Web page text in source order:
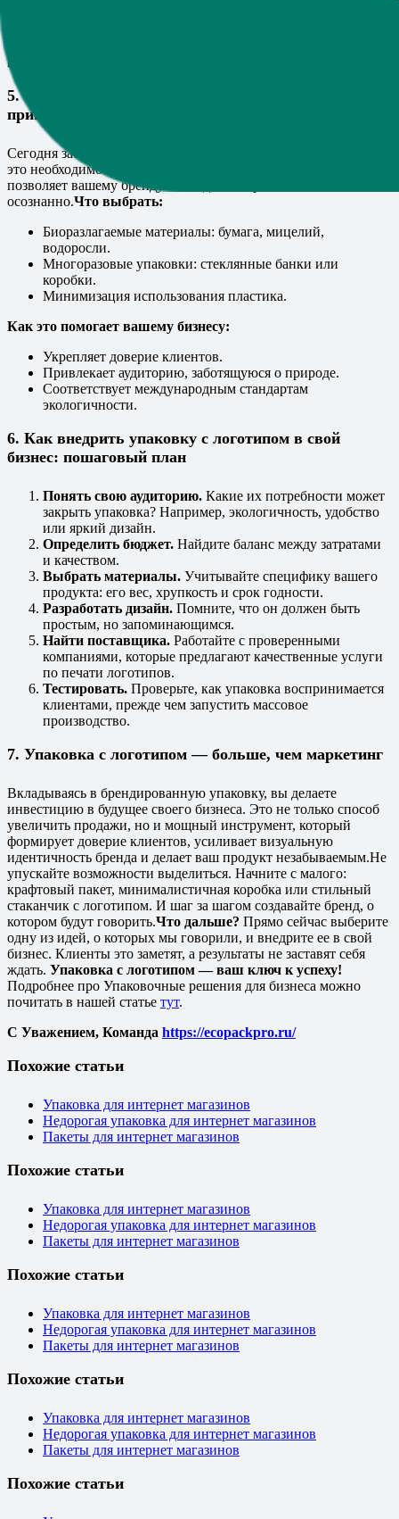
ценности компании и вызывает уважение клиентов.
5. Экологичность и упаковка с логотипом:
привлеките эко-сознательных клиентов
Сегодня забота об окружающей среде — это не просто тренд,
это необходимость. Экологичная упаковка с логотипом
позволяет вашему бренду выглядеть современно и
осознанно.Что выбрать:
Биоразлагаемые материалы: бумага, мицелий,
водоросли.
Многоразовые упаковки: стеклянные банки или
коробки.
Минимизация использования пластика.
Как это помогает вашему бизнесу:
Укрепляет доверие клиентов.
Привлекает аудиторию, заботящуюся о природе.
Соответствует международным стандартам
экологичности.
6. Как внедрить упаковку с логотипом в свой
бизнес: пошаговый план
Понять свою аудиторию. Какие их потребности может
закрыть упаковка? Например, экологичность, удобство
или яркий дизайн.
Определить бюджет. Найдите баланс между затратами
и качеством.
Выбрать материалы. Учитывайте специфику вашего
продукта: его вес, хрупкость и срок годности.
Разработать дизайн. Помните, что он должен быть
простым, но запоминающимся.
Найти поставщика. Работайте с проверенными
компаниями, которые предлагают качественные услуги
по печати логотипов.
Тестировать. Проверьте, как упаковка воспринимается
клиентами, прежде чем запустить массовое
производство.
7. Упаковка с логотипом — больше, чем маркетинг
Вкладываясь в брендированную упаковку, вы делаете
инвестицию в будущее своего бизнеса. Это не только способ
увеличить продажи, но и мощный инструмент, который
формирует доверие клиентов, усиливает визуальную
идентичность бренда и делает ваш продукт незабываемым.Не
упускайте возможности выделиться. Начните с малого:
крафтовый пакет, минималистичная коробка или стильный
стаканчик с логотипом. И шаг за шагом создавайте бренд, о
котором будут говорить.Что дальше? Прямо сейчас выберите
одну из идей, о которых мы говорили, и внедрите ее в свой
бизнес. Клиенты это заметят, а результаты не заставят себя
ждать. Упаковка с логотипом — ваш ключ к успеху!
Подробнее про Упаковочные решения для бизнеса можно
почитать в нашей статье тут.
С Уважением, Команда https://ecopackpro.ru/
Похожие статьи
Упаковка для интернет магазинов
Недорогая упаковка для интернет магазинов
Пакеты для интернет магазинов
Похожие статьи
Упаковка для интернет магазинов
Недорогая упаковка для интернет магазинов
Пакеты для интернет магазинов
Похожие статьи
Упаковка для интернет магазинов
Недорогая упаковка для интернет магазинов
Пакеты для интернет магазинов
Похожие статьи
Упаковка для интернет магазинов
Недорогая упаковка для интернет магазинов
Пакеты для интернет магазинов
Похожие статьи